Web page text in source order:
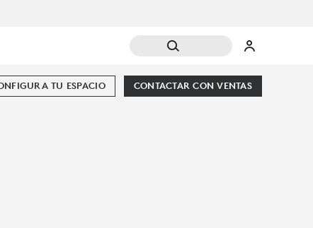
CONTACTAR CON VENTAS
TU ESPACIO